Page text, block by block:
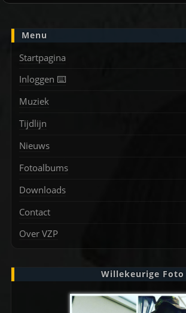
Menu
Startpagina
Inloggen ⌨️
Muziek
Tijdlijn
Nieuws
Fotoalbums
Downloads
Contact
Over VZP
Willekeurige Foto